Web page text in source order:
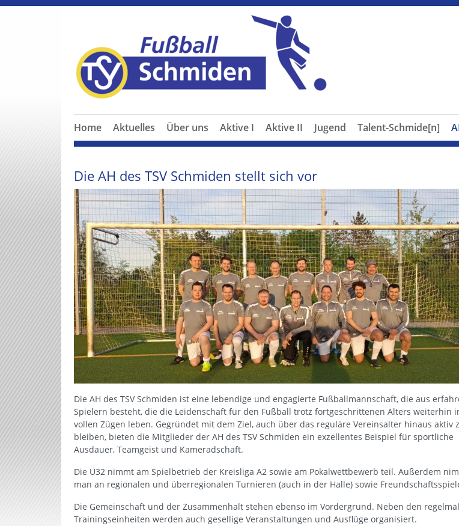
Home Aktuelles Über uns Aktive I Aktive II Jugend Talent-Schmide[n]
Die AH des TSV Schmiden stellt sich vor
Die AH des TSV Schmiden ist eine lebendige und engagierte Fußballmannschaft, die aus
Spielern besteht, die die Leidenschaft für den Fußball trotz fortgeschrittenen Alters weiterhin
vollen Zügen leben. Gegründet mit dem Ziel, auch über das reguläre Vereinsalter hinaus aktiv
bleiben, bieten die Mitglieder der AH des TSV Schmiden ein exzellentes Beispiel für sportliche
Ausdauer, Teamgeist und Kameradschaft.
Die Ü32 nimmt am Spielbetrieb der Kreisliga A2 sowie am Pokalwettbewerb teil. Außerdem
man an regionalen und überregionalen Turnieren (auch in der Halle) sowie
Die Gemeinschaft und der Zusammenhalt stehen ebenso im Vordergrund. Neben den
Trainingseinheiten werden auch gesellige Veranstaltungen und Ausflüge organisiert.